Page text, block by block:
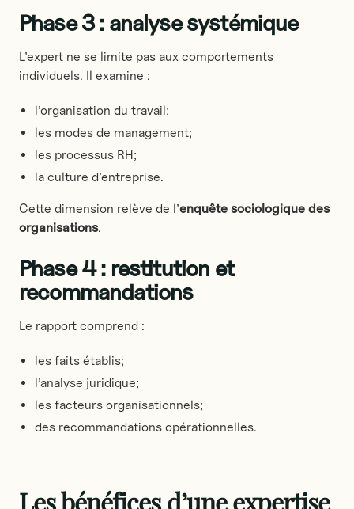
Phase 3 : analyse systémique
L’expert ne se limite pas aux comportements
individuels. Il examine :
l’organisation du travail;
les modes de management;
les processus RH;
la culture d’entreprise.
Cette dimension relève de l’enquête sociologique des
organisations.
Phase 4 : restitution et
recommandations
Le rapport comprend :
les faits établis;
l’analyse juridique;
les facteurs organisationnels;
des recommandations opérationnelles.
Les bénéfices d’une expertise